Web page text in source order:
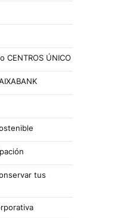
CENTROS ÚNICO
tus